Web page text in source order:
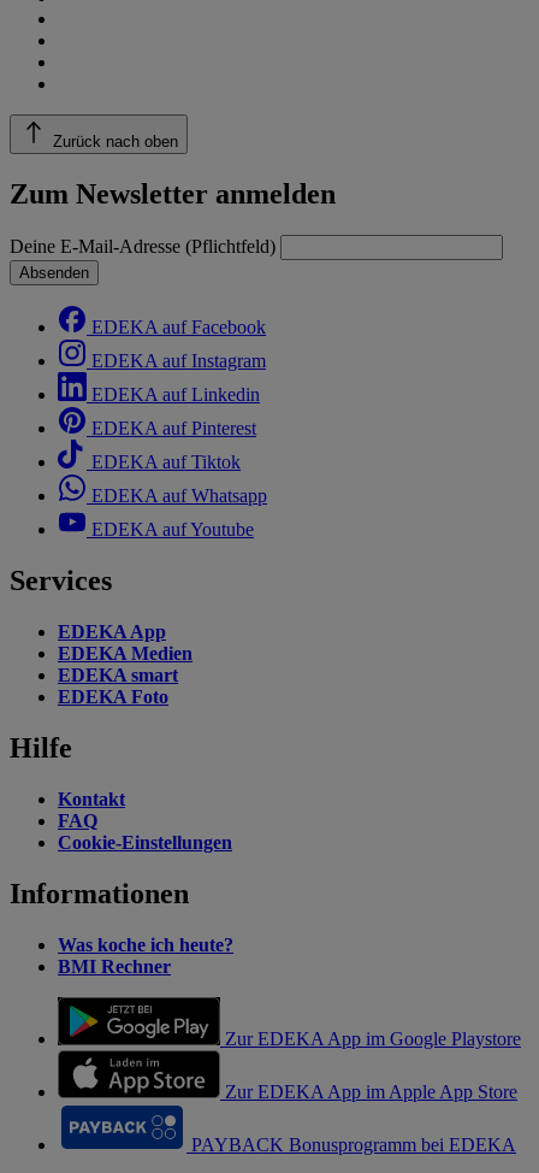
Zurück nach oben
Zum Newsletter anmelden
Deine E-Mail-Adresse (Pflichtfeld)
Absenden
EDEKA auf Facebook
EDEKA auf Instagram
EDEKA auf Linkedin
EDEKA auf Pinterest
EDEKA auf Tiktok
EDEKA auf Whatsapp
EDEKA auf Youtube
Services
EDEKA App
EDEKA Medien
EDEKA smart
EDEKA Foto
Hilfe
Kontakt
FAQ
Cookie-Einstellungen
Informationen
Was koche ich heute?
BMI Rechner
Zur EDEKA App im Google Playstore
Zur EDEKA App im Apple App Store
PAYBACK Bonusprogramm bei EDEKA